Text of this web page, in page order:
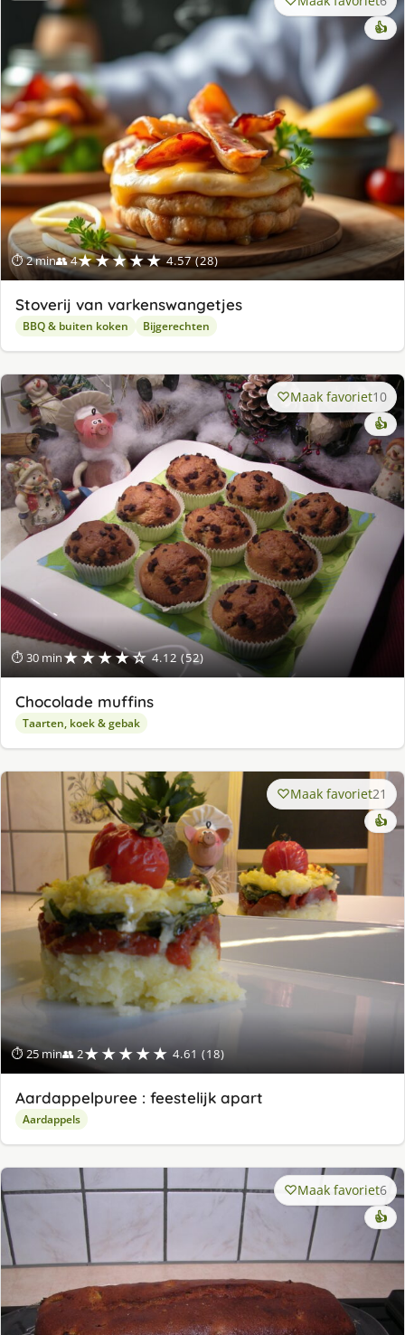
⏱ 2 min👥 4★★★★★ 4.57 (28)
👍
Stoverij van varkenswangetjes
BBQ & buiten koken Bijgerechten
⏱ 30 min★★★★☆ 4.12 (52)
Maak favoriet10
👍
Chocolade muffins
Taarten, koek & gebak
⏱ 25 min👥 2★★★★★ 4.61 (18)
Maak favoriet21
👍
Aardappelpuree : feestelijk apart
Aardappels
Maak favoriet6
👍